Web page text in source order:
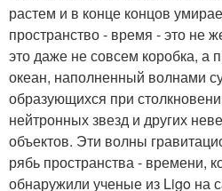
растем и в конце концов
пространство - время - это не
это даже не совсем коробка, а
океан, наполненный волнами
образующихся при
нейтронных звезд и других
объектов. Эти волны
рябь пространства - времени,
обнаружили ученые из Ligo на